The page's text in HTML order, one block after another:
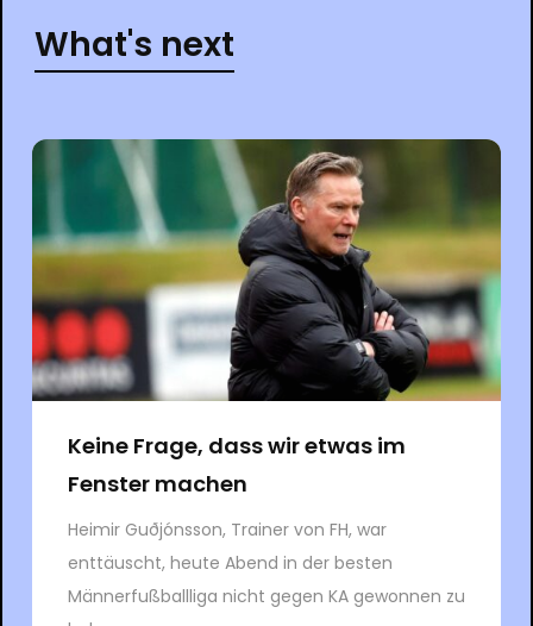
What's next
Keine Frage, dass wir etwas im
Fenster machen
Heimir Guðjónsson, Trainer von FH, war
enttäuscht, heute Abend in der besten
Männerfußballliga nicht gegen KA gewonnen zu